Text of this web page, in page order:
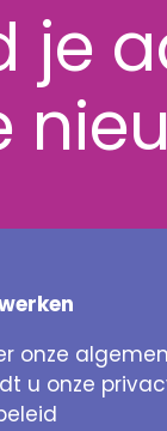
je
onze
u onze